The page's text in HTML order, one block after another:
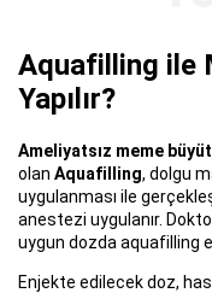
Aquafilling ile
Yapılır?
Ameliyatsız meme
olan Aquafilling, dolgu
uygulanması ile
anestezi uygulanır.
uygun dozda aquafilling
Enjekte edilecek doz,